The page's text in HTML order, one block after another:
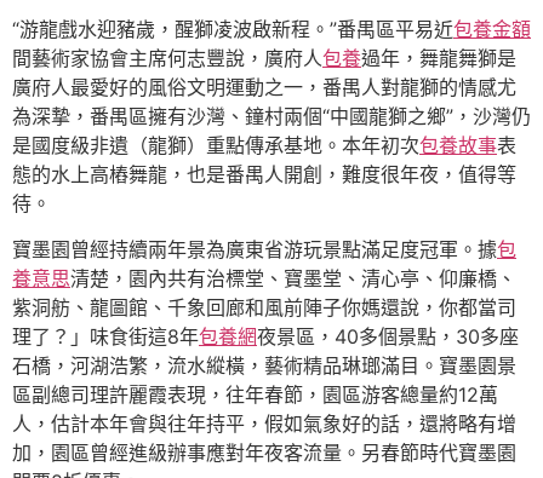
“游龍戲水迎豬歲，醒獅凌波啟新程。”番禺區平易近包養金額
間藝術家協會主席何志豐說，廣府人包養過年，舞龍舞獅是
廣府人最愛好的風俗文明運動之一，番禺人對龍獅的情感尤
為深摯，番禺區擁有沙灣、鐘村兩個“中國龍獅之鄉”，沙灣仍
是國度級非遺（龍獅）重點傳承基地。本年初次包養故事表
態的水上高樁舞龍，也是番禺人開創，難度很年夜，值得等
待。
寶墨園曾經持續兩年景為廣東省游玩景點滿足度冠軍。據包
養意思清楚，園內共有治標堂、寶墨堂、清心亭、仰廉橋、
紫洞舫、龍圖館、千象回廊和風前陣子你媽還說，你都當司
理了？」味食街這8年包養網夜景區，40多個景點，30多座
石橋，河湖浩繁，流水縱橫，藝術精品琳瑯滿目。寶墨園景
區副總司理許麗霞表現，往年春節，園區游客總量約12萬
人，估計本年會與往年持平，假如氣象好的話，還將略有增
加，園區曾經進級辦事應對年夜客流量。另春節時代寶墨園